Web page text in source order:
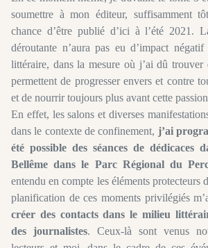
soumettre à mon éditeur, suffisamment
chance d’être publié d’ici à l’été 2021.
déroutante n’aura pas eu d’impact
littéraire, dans la mesure où j’ai dû trouver
permettent de progresser envers et contre
et de nourrir toujours plus avant cette
En effet, les salons et diverses
dans le contexte de confinement, j’ai
été possible des séances de dédicaces
Bellême dans le Parc Régional du
entendu en compte les éléments protecteurs
planification de ces moments privilégiés
créer des contacts dans le milieu
des journalistes. Ceux-là sont venus